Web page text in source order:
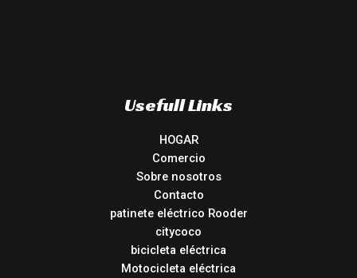
Usefull Links
HOGAR
Comercio
Sobre nosotros
Contacto
patinete eléctrico Rooder
citycoco
bicicleta eléctrica
Motocicleta eléctrica